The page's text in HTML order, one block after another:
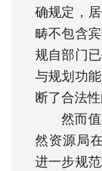
确规定，
畴不包含
规自部门
与规划功
断了合法性
然而
然资源局
进一步规